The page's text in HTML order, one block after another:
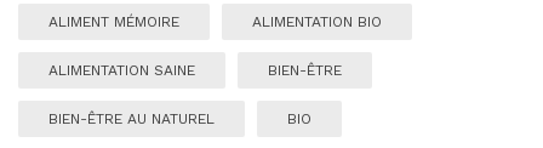
ALIMENT MÉMOIRE ALIMENTATION BIO
ALIMENTATION SAINE BIEN-ÊTRE
BIEN-ÊTRE AU NATUREL BIO